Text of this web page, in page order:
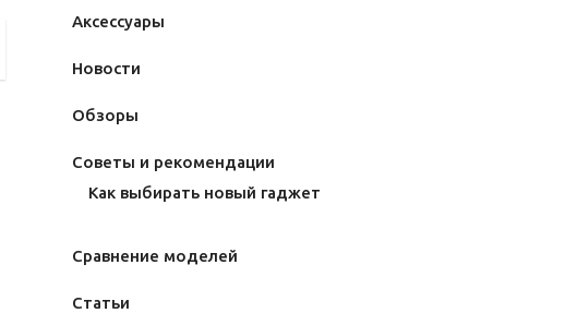
Аксессуары
Новости
Обзоры
Советы и рекомендации
Как выбирать новый гаджет
Сравнение моделей
Статьи